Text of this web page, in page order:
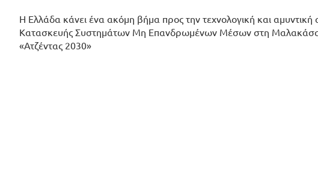
Η Ελλάδα κάνει ένα ακόμη βήμα προς την τεχνολογική και
Κατασκευής Συστημάτων Μη Επανδρωμένων Μέσων στη Μαλακάσα,
«Ατζέντας 2030»